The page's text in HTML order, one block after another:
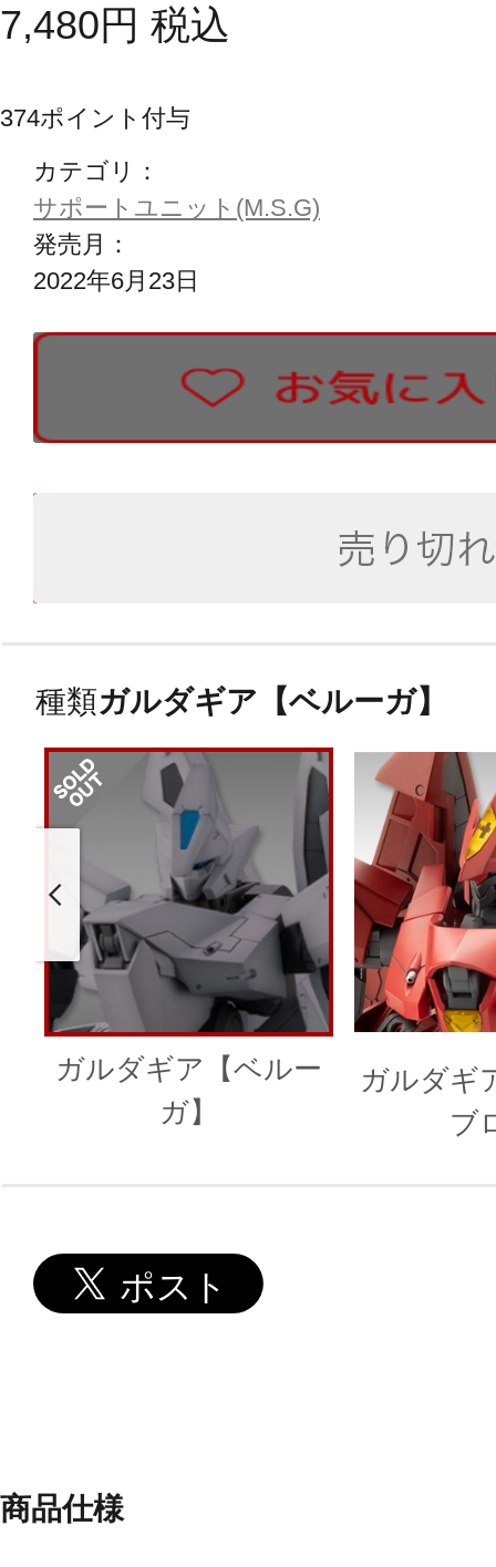
7,480円 税込
374ポイント付与
カテゴリ：
サポートユニット(M.S.G)
発売月：
2022年6月23日
種類ガルダギア【ベルーガ】
ガルダギア【ベルー
ガ】
ガルダギ
ブ
商品仕様